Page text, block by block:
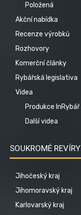
Položená
Akční nabídka
Recenze výrobků
Rozhovory
Komerční články
Rybářská legislativa
Videa
Produkce InRybář
Další videa
SOUKROMÉ REVÍRY
Jihočeský kraj
Jihomoravský kraj
Karlovarský kraj